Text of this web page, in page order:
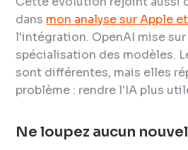
dans mon analyse sur Apple
l'intégration. OpenAI mise
spécialisation des modèles.
sont différentes, mais elles
problème : rendre l'IA plus
Ne loupez aucun